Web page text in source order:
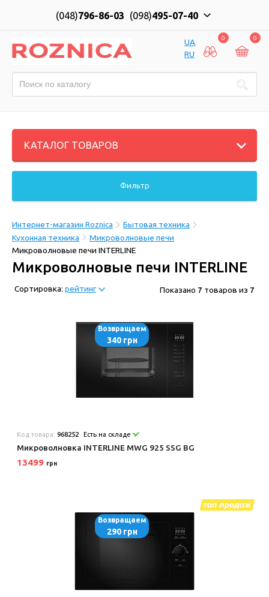
(048)796-86-03 (098)495-07-40
UA
RU
0 0
КАТАЛОГ ТОВАРОВ
Фильтр
Интернет-магазин Roznica
Бытовая техника
Кухонная техника
Микроволновые печи
Микроволновые печи INTERLINE
Микроволновые печи INTERLINE
Сортировка: рейтинг Показано 7 товаров из 7
Возвращаем
340 грн
Код товара:968252 Есть на складе
Микроволновка INTERLINE MWG 925 SSG BG
13499 грн
Возвращаем
290 грн